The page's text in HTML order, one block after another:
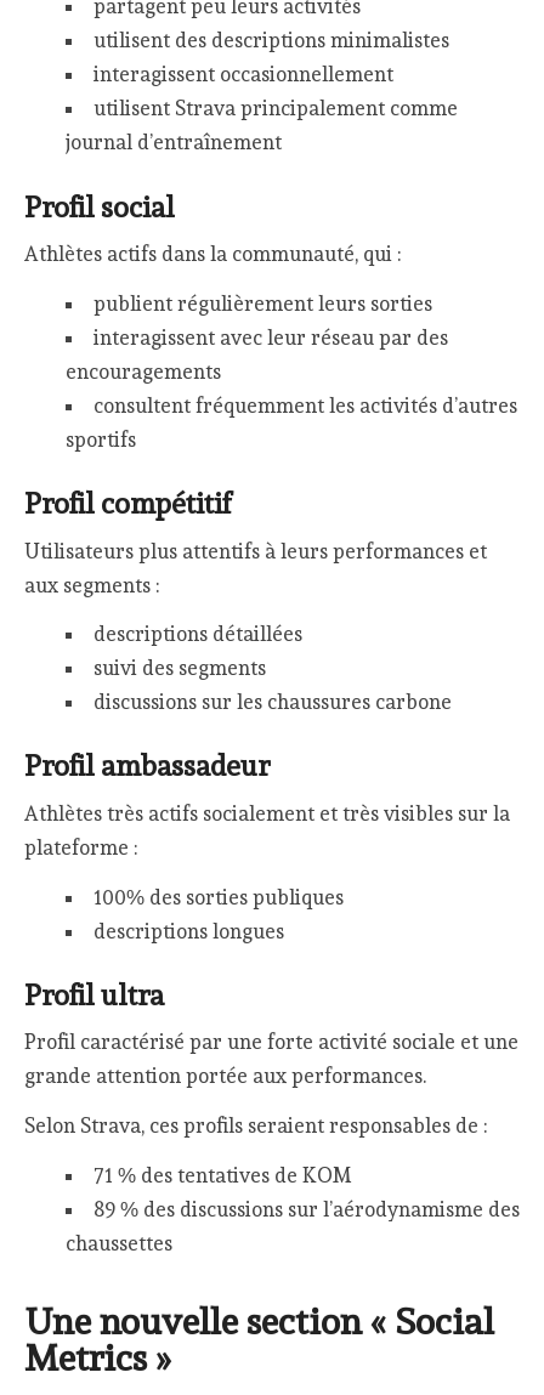
partagent peu leurs activités
utilisent des descriptions minimalistes
interagissent occasionnellement
utilisent Strava principalement comme
journal d’entraînement
Profil social
Athlètes actifs dans la communauté, qui :
publient régulièrement leurs sorties
interagissent avec leur réseau par des
encouragements
consultent fréquemment les activités d’autres
sportifs
Profil compétitif
Utilisateurs plus attentifs à leurs performances et
aux segments :
descriptions détaillées
suivi des segments
discussions sur les chaussures carbone
Profil ambassadeur
Athlètes très actifs socialement et très visibles sur la
plateforme :
100% des sorties publiques
descriptions longues
Profil ultra
Profil caractérisé par une forte activité sociale et une
grande attention portée aux performances.
Selon Strava, ces profils seraient responsables de :
71 % des tentatives de KOM
89 % des discussions sur l’aérodynamisme des
chaussettes
Une nouvelle section « Social
Metrics »